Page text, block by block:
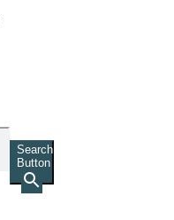
Search
Button